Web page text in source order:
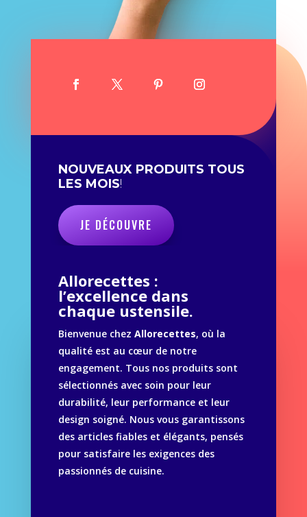
NOUVEAUX PRODUITS TOUS
LES MOIS!
JE DÉCOUVRE
Allorecettes :
l’excellence dans
chaque ustensile.
Bienvenue chez Allorecettes, où la
qualité est au cœur de notre
engagement. Tous nos produits sont
sélectionnés avec soin pour leur
durabilité, leur performance et leur
design soigné. Nous vous garantissons
des articles fiables et élégants, pensés
pour satisfaire les exigences des
passionnés de cuisine.